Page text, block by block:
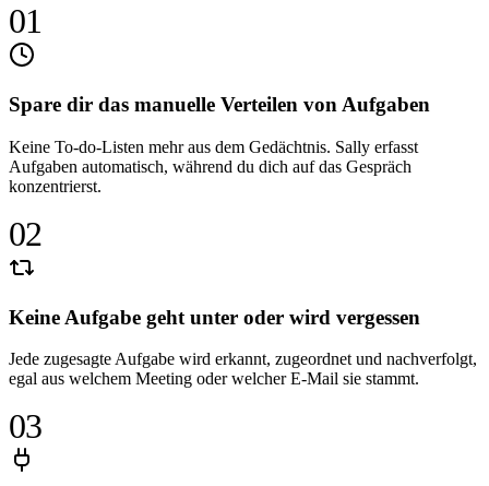
01
Spare dir das manuelle Verteilen von Aufgaben
Keine To-do-Listen mehr aus dem Gedächtnis. Sally erfasst
Aufgaben automatisch, während du dich auf das Gespräch
konzentrierst.
02
Keine Aufgabe geht unter oder wird vergessen
Jede zugesagte Aufgabe wird erkannt, zugeordnet und nachverfolgt,
egal aus welchem Meeting oder welcher E-Mail sie stammt.
03